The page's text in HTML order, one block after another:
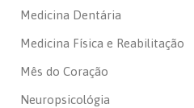
Medicina Dentária
Medicina Física e Reabilitação
Mês do Coração
Neuropsicológia